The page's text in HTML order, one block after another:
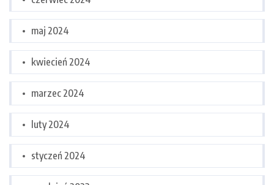
maj 2024
kwiecień 2024
marzec 2024
luty 2024
styczeń 2024